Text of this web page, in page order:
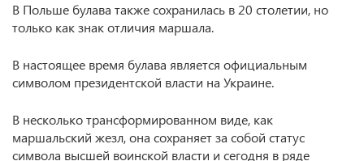
В Польше булава также сохранилась в 20 столетии, но
только как знак отличия маршала.
В настоящее время булава является официальным
символом президентской власти на Украине.
В несколько трансформированном виде, как
маршальский жезл, она сохраняет за собой статус
символа высшей воинской власти и сегодня в ряде